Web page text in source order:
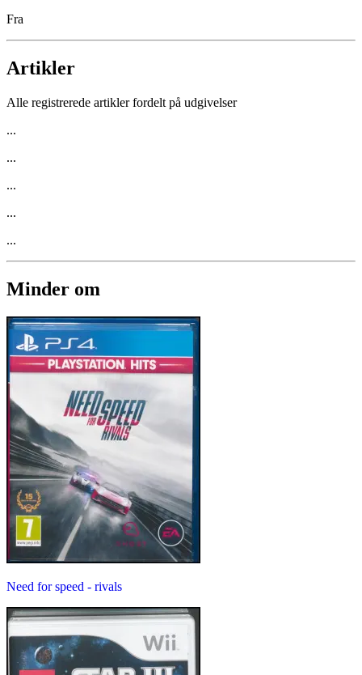
Fra
Artikler
Alle registrerede artikler fordelt på udgivelser
...
...
...
...
...
Minder om
Need for speed - rivals